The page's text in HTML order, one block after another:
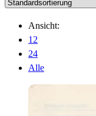
Ansicht:
12
24
Alle